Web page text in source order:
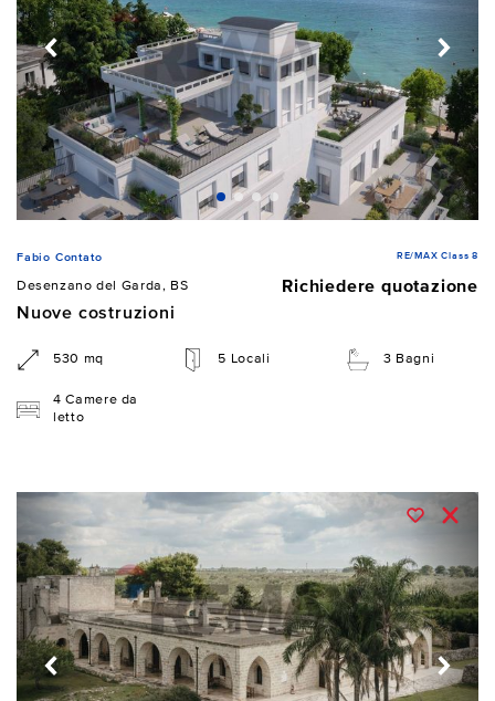
Fabio Contato RE/MAX Class 8
Desenzano del Garda, BS
Richiedere quotazione
Nuove costruzioni
530 mq 5 Locali 3 Bagni
4 Camere da
letto